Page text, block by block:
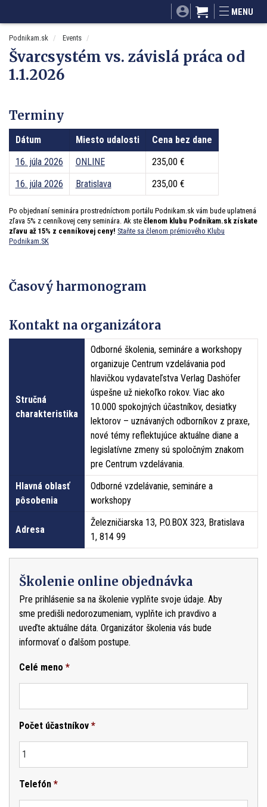
Mnamky-recepty.sk
MENU
Podnikam.sk Events
Švarcsystém vs. závislá práca od
1.1.2026
Terminy
Dátum Miesto udalosti
Cena bez dane
16. júla 2026
ONLINE
235,00 €
16. júla 2026
Bratislava 235,00 €
Po objednaní seminára prostredníctvom portálu Podnikam.sk vám bude uplatnená
zľava 5% z cenníkovej ceny seminára. Ak ste členom klubu Podnikam.sk získate
zľavu až 15% z cenníkovej ceny! Staňte sa členom prémiového Klubu
Podnikam.SK
Časový harmonogram
Kontakt na organizátora
Stručná
charakteristika
Odborné školenia, semináre a workshopy
organizuje Centrum vzdelávania pod
hlavičkou vydavateľstva Verlag Dashöfer
úspešne už niekoľko rokov. Viac ako
10.000 spokojných účastníkov, desiatky
lektorov – uznávaných odborníkov z praxe,
nové témy reflektujúce aktuálne diane a
legislatívne zmeny sú spoločným znakom
pre Centrum vzdelávania.
Hlavná oblasť
pôsobenia
Odborné vzdelávanie, semináre a
workshopy
Adresa
Železničiarska 13, P.O.BOX 323, Bratislava
1, 814 99
Školenie online objednávka
Pre prihlásenie sa na školenie vyplňte svoje údaje. Aby
sme predišli nedorozumeniam, vyplňte ich pravdivo a
uveďte aktuálne dáta. Organizátor školenia vás bude
informovať o ďalšom postupe.
Celé meno *
Počet účastníkov *
Telefón *